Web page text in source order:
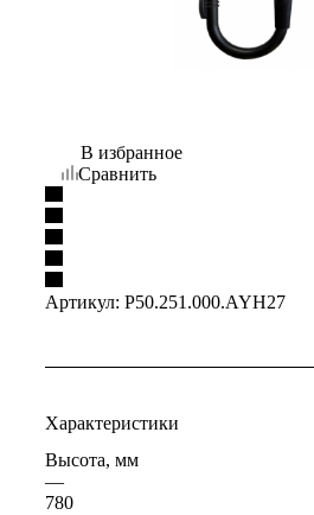
В избранное
Сравнить
Артикул: P50.251.000.AYH27
Характеристики
Высота, мм
—
780